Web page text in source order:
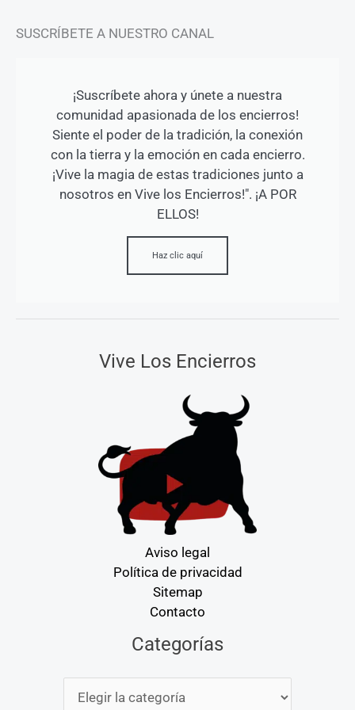
SUSCRÍBETE A NUESTRO CANAL
¡Suscríbete ahora y únete a nuestra
comunidad apasionada de los encierros!
Siente el poder de la tradición, la conexión
con la tierra y la emoción en cada encierro.
¡Vive la magia de estas tradiciones junto a
nosotros en Vive los Encierros!". ¡A POR
ELLOS!
Haz clic aquí
Vive Los Encierros
Aviso legal
Política de privacidad
Sitemap
Contacto
Categorías